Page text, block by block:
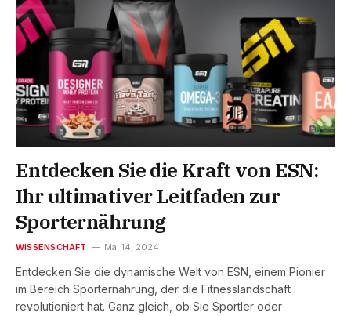
Entdecken Sie die Kraft von ESN:
Ihr ultimativer Leitfaden zur
Sporternährung
WISSENSCHAFT Mai 14, 2024
Entdecken Sie die dynamische Welt von ESN, einem Pionier
im Bereich Sporternährung, der die Fitnesslandschaft
revolutioniert hat. Ganz gleich, ob Sie Sportler oder